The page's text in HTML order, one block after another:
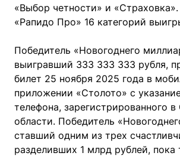
«Выбор четности» и
«Рапидо Про» 16 категорий
Победитель «Новогоднего
выигравший 333 333 333 рубля,
билет 25 ноября 2025 года в
приложении «Столото» с
телефона, зарегистрированного
области. Победитель
ставший одним из трех
разделивших 1 млрд рублей, пока